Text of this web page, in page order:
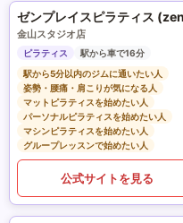
ゼンプレイスピラティス
金山スタジオ店
ピラティス
駅から車で16分
駅から5分以内のジムに通いたい人
姿勢・腰痛・肩こりが気になる人
マットピラティスを始めたい人
パーソナルピラティスを始めたい人
マシンピラティスを始めたい人
グループレッスンで始めたい人
公式サイトを見る